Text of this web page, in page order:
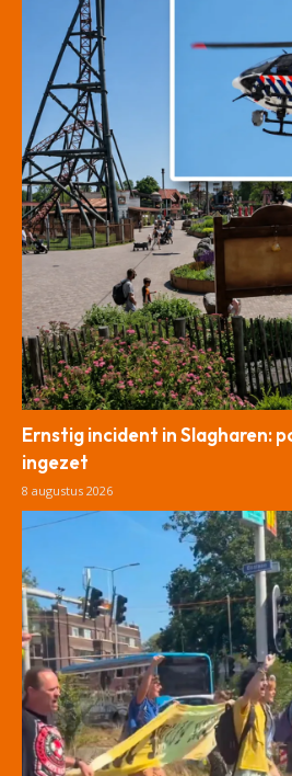
Ernstig incident in Slagharen:
ingezet
8 augustus 2026